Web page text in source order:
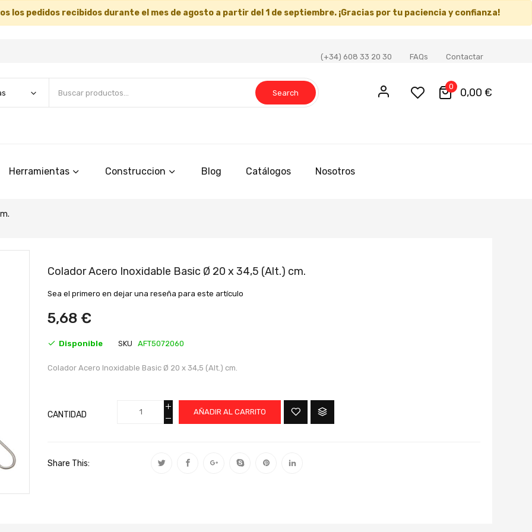
los pedidos recibidos durante el mes de agosto a partir del 1 de septiembre. ¡Gracias por tu paciencia y confianza!
(+34) 608 33 20 30 FAQs Contactar
Search
0 0,00 €
Herramientas Construccion Blog Catálogos Nosotros
comienzo
galería
Colador Acero Inoxidable Basic Ø 20 x 34,5 (Alt.) cm.
Sea el primero en dejar una reseña para este artículo
5,68 €
Disponible SKU AFT5072060
Colador Acero Inoxidable Basic Ø 20 x 34,5 (Alt.) cm.
CANTIDAD AÑADIR AL CARRITO
Share This: